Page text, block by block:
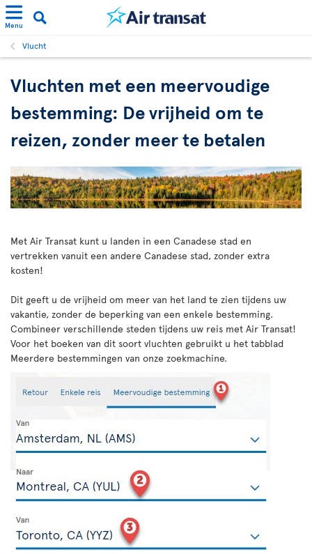
Menu
Vlucht
Vluchten met een meervoudige
bestemming: De vrijheid om te
reizen, zonder meer te betalen
Met Air Transat kunt u landen in een Canadese stad en
vertrekken vanuit een andere Canadese stad, zonder extra
kosten!
Dit geeft u de vrijheid om meer van het land te zien tijdens uw
vakantie, zonder de beperking van een enkele bestemming.
Combineer verschillende steden tijdens uw reis met Air Transat!
Voor het boeken van dit soort vluchten gebruikt u het tabblad
Meerdere bestemmingen van onze zoekmachine.